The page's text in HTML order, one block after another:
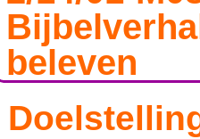
beleven